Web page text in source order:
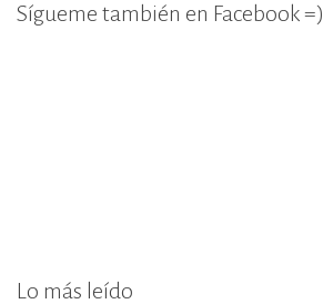
Sígueme también en Facebook =)
Lo más leído